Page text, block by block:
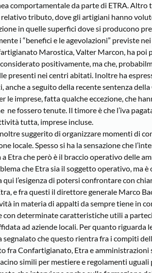
comportamentale da parte di ETRA.
relativo tributo, dove gli artigiani hanno
in quelle superfici dove si producono
i “benefici e le agevolazioni” previste
Marostica, Valter Marcon, ha
positivamente, ma che,
presenti nei centri abitati. Inoltre ha
a seguito della recente sentenza
le imprese, fatta qualche eccezione, che
ne fossero tenute. Il timore è che l’iva
tutta, imprese incluse.
suggerito di organizzare momenti di
locale. Spesso si ha la sensazione che
a Etra che però è il braccio operativo delle
che Etra sia il soggetto operativo, ma
l’esigenza di potersi confrontare con
e fra questi il direttore generale Marco
in materia di appalti da sempre tiene in
con determinate caratteristiche utili a
ad aziende locali. Per quanto
segnalato che questo rientra fra i compiti
fra Confartigianato, Etra e amministrazioni
simili per mestiere e regolamenti